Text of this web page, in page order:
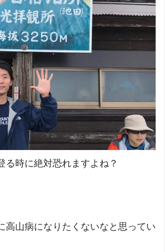
る時に絶対恐れますよね？
高山病になりたくないなと思ってい